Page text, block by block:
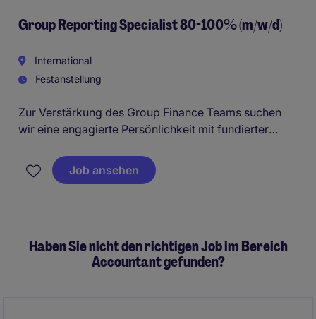
Group Reporting Specialist 80-100% (m/w/d)
International
Festanstellung
Zur Verstärkung des Group Finance Teams suchen
wir eine engagierte Persönlichkeit mit fundierter
In dieser anspruchsvollen Position übernehmen Sie
eine zentrale Rolle im Group Reporting und arbeiten
Job ansehen
Haben Sie nicht den richtigen Job im Bereich
Accountant gefunden?